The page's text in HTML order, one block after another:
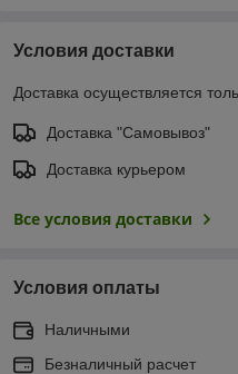
Условия доставки
Доставка осуществляется
Доставка "Самовывоз"
Доставка курьером
Все условия доставки
Условия оплаты
Наличными
Безналичный расчет